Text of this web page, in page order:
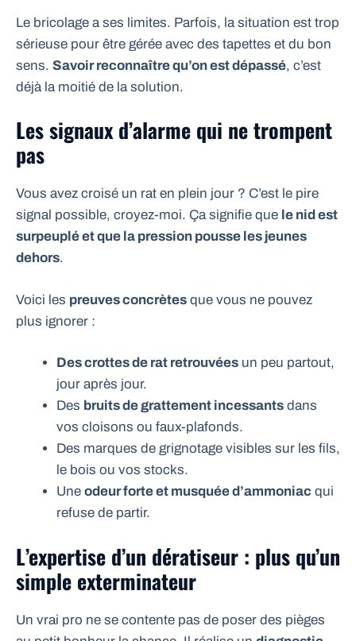
Le bricolage a ses limites. Parfois, la situation est trop
sérieuse pour être gérée avec des tapettes et du bon
sens. Savoir reconnaître qu’on est dépassé, c’est
déjà la moitié de la solution.
Les signaux d’alarme qui ne trompent
pas
Vous avez croisé un rat en plein jour ? C’est le pire
signal possible, croyez-moi. Ça signifie que le nid est
surpeuplé et que la pression pousse les jeunes
dehors.
Voici les preuves concrètes que vous ne pouvez
plus ignorer :
Des crottes de rat retrouvées un peu partout,
jour après jour.
Des bruits de grattement incessants dans
vos cloisons ou faux-plafonds.
Des marques de grignotage visibles sur les fils,
le bois ou vos stocks.
Une odeur forte et musquée d’ammoniac qui
refuse de partir.
L’expertise d’un dératiseur : plus qu’un
simple exterminateur
Un vrai pro ne se contente pas de poser des pièges